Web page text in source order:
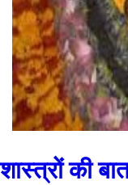
शास्त्रों की